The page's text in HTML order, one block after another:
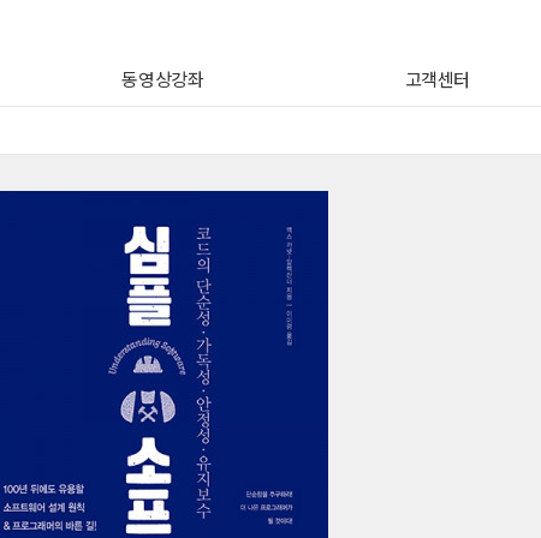
동영상강좌 고객센터